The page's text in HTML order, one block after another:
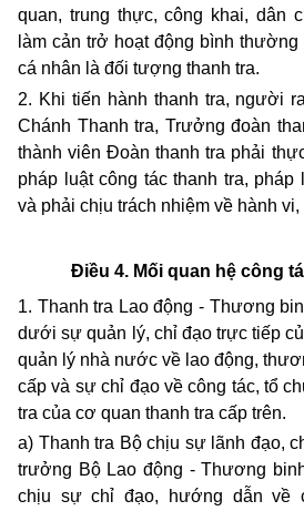
quan, trung thực, công khai, dân
làm cản trở hoạt động bình
cá nhân là đối tượng thanh tra.
2. Khi tiến hành thanh tra, người
Chánh Thanh tra, Trưởng đoàn
thành viên Đoàn thanh tra phải
pháp luật công tác thanh tra, pháp
và phải chịu trách nhiệm về hành
Điều 4. Mối quan hệ công
1. Thanh tra Lao động - Thương
dưới sự quản lý, chỉ đạo trực tiếp
quản lý nhà nước về lao động,
cấp và sự chỉ đạo về công tác, tổ
tra của cơ quan thanh tra cấp trên.
a) Thanh tra Bộ chịu sự lãnh đạo,
trưởng Bộ Lao động - Thương
chịu sự chỉ đạo, hướng dẫn về